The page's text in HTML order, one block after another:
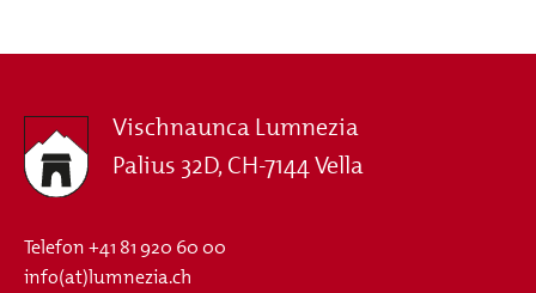
Vischnaunca Lumnezia
Palius 32D, CH-7144 Vella
Telefon+41 81 920 60 00
info(at)lumnezia.ch